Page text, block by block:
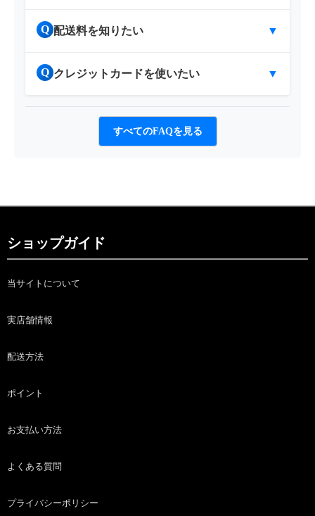
Q 配送料を知りたい ▼
Q クレジットカードを使いたい ▼
すべてのFAQを見る
ショップガイド
当サイトについて
実店舗情報
配送方法
ポイント
お支払い方法
よくある質問
プライバシーポリシー